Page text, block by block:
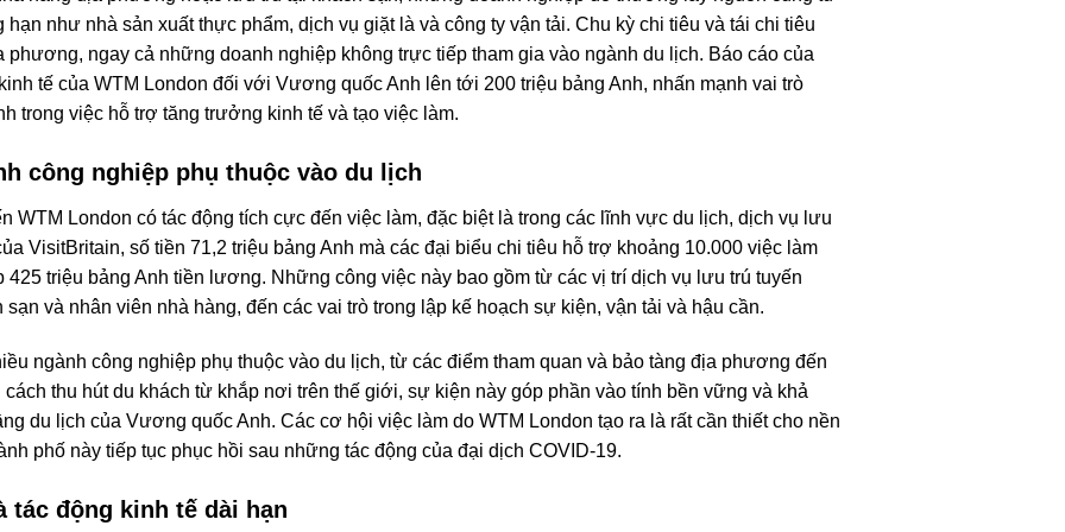
như nhà sản xuất thực phẩm, dịch vụ giặt là và công ty vận tải. Chu kỳ chi tiêu và tái chi tiêu
phương, ngay cả những doanh nghiệp không trực tiếp tham gia vào ngành du lịch. Báo cáo của
tế của WTM London đối với Vương quốc Anh lên tới 200 triệu bảng Anh, nhấn mạnh vai trò
trong việc hỗ trợ tăng trưởng kinh tế và tạo việc làm.
công nghiệp phụ thuộc vào du lịch
WTM London có tác động tích cực đến việc làm, đặc biệt là trong các lĩnh vực du lịch, dịch vụ lưu
VisitBritain, số tiền 71,2 triệu bảng Anh mà các đại biểu chi tiêu hỗ trợ khoảng 10.000 việc làm
triệu bảng Anh tiền lương. Những công việc này bao gồm từ các vị trí dịch vụ lưu trú tuyến
và nhân viên nhà hàng, đến các vai trò trong lập kế hoạch sự kiện, vận tải và hậu cần.
ngành công nghiệp phụ thuộc vào du lịch, từ các điểm tham quan và bảo tàng địa phương đến
thu hút du khách từ khắp nơi trên thế giới, sự kiện này góp phần vào tính bền vững và khả
du lịch của Vương quốc Anh. Các cơ hội việc làm do WTM London tạo ra là rất cần thiết cho nền
phố này tiếp tục phục hồi sau những tác động của đại dịch COVID-19.
tác động kinh tế dài hạn